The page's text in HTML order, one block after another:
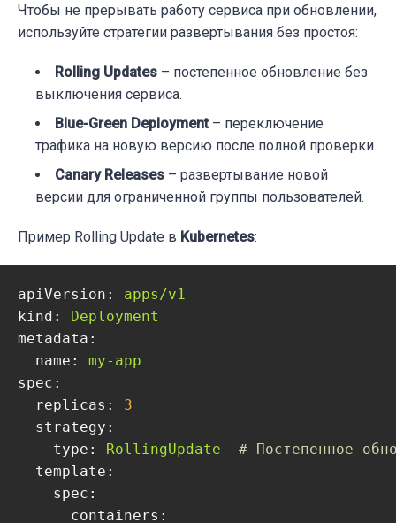
Чтобы не прерывать работу сервиса при обновлении,
используйте стратегии развертывания без простоя:
Rolling Updates – постепенное обновление без
выключения сервиса.
Blue-Green Deployment – переключение
трафика на новую версию после полной проверки.
Canary Releases – развертывание новой
версии для ограниченной группы пользователей.
Пример Rolling Update в Kubernetes:
apiVersion:
apps/v1
kind:
Deployment
metadata:
name:
my-app
spec:
replicas:
3
strategy:
type:
RollingUpdate
# Постепенное
template:
spec:
containers: